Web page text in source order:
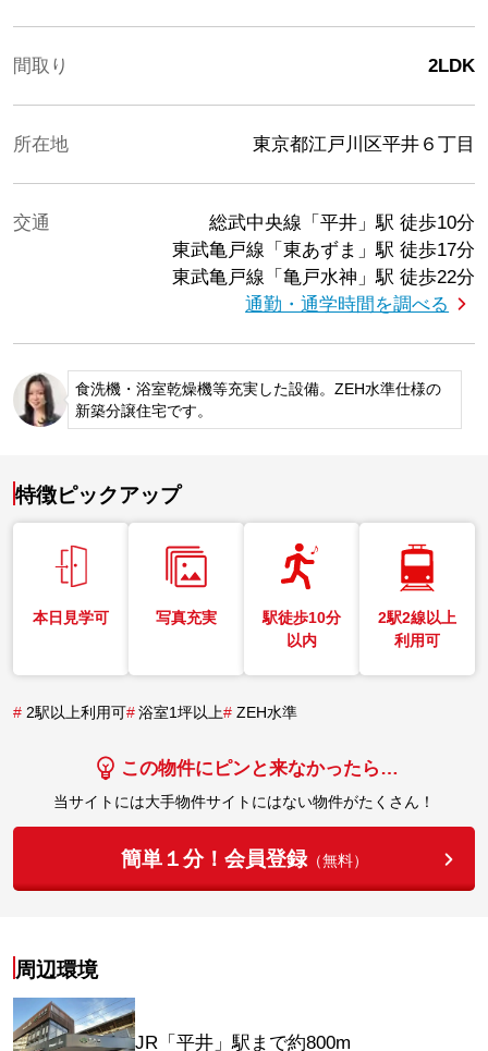
間取り 2LDK
所在地 東京都江戸川区平井６丁目
交通 総武中央線「平井」駅 徒歩10分
東武亀戸線「東あずま」駅 徒歩17分
東武亀戸線「亀戸水神」駅 徒歩22分
通勤・通学時間を調べる
食洗機・浴室乾燥機等充実した設備。ZEH水準仕様の
新築分譲住宅です。
特徴ピックアップ
本日見学可 写真充実
駅徒歩10分
以内
2駅2線以上
利用可
# 2駅以上利用可# 浴室1坪以上# ZEH水準
この物件にピンと来なかったら…
当サイトには大手物件サイトにはない物件がたくさん！
簡単１分！会員登録（無料）
周辺環境
JR「平井」駅まで約800m